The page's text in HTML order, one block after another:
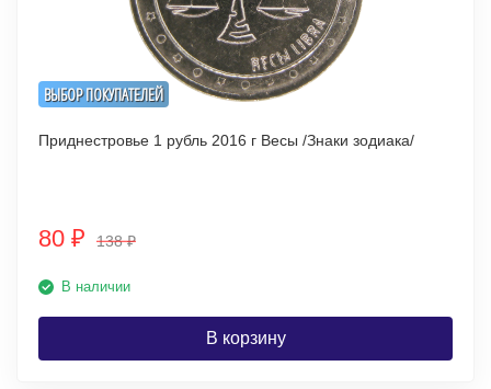
ВЫБОР ПОКУПАТЕЛЕЙ
Приднестровье 1 рубль 2016 г Весы /Знаки зодиака/
80 ₽ 138₽
В наличии
В корзину